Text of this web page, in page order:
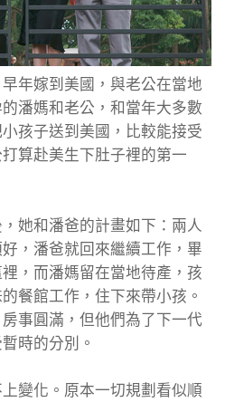
年嫁到美國，與老公在當地
潘媽和老公，和當年大多數
孩子送到美國，比較能接受
算赴美生下肚子裡的第一
她和潘爸的計畫如下：兩人
，潘爸就回來繼續工作，畢
，而潘媽留在當地待產，孩
餐館工作，住下來帶小孩。
事圓滿，但他們為了下一代
時的分別。
變化。原本一切規劃看似順